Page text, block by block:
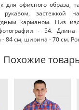
для офисного образа,
застежкой
карманом. Низ
- 54. Длина
- 84 см, ширина - 70 см.
Похожие